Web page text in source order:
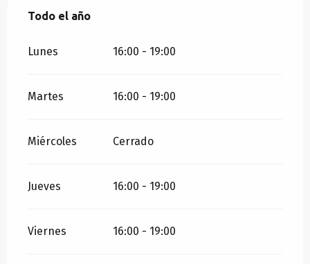
Todo el año
Todo el año
Lunes 16:00 - 19:00
Martes 16:00 - 19:00
Miércoles Cerrado
Jueves 16:00 - 19:00
Viernes 16:00 - 19:00